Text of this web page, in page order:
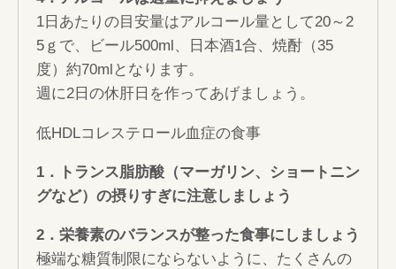
1日あたりの目安量はアルコール量として20～2
5ｇで、ビール500ml、日本酒1合、焼酎（35
度）約70mlとなります。
週に2日の休肝日を作ってあげましょう。
低HDLコレステロール血症の食事
1．トランス脂肪酸（マーガリン、ショートニン
グなど）の摂りすぎに注意しましょう
2．栄養素のバランスが整った食事にしましょう
極端な糖質制限にならないように、たくさんの